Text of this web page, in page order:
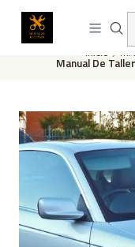
Este
Inicio
Manual De